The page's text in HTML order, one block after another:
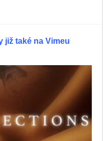
již také na Vimeu